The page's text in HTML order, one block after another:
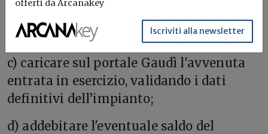
GSE nei casi di cessione dell’energia
elettrica a mercato;
c) caricare sul portale Gaudì l'avvenuta
entrata in esercizio, validando i dati
definitivi dell’impianto;
d) addebitare l'eventuale saldo del
offerti da Arcanakey
Iscriviti alla newsletter